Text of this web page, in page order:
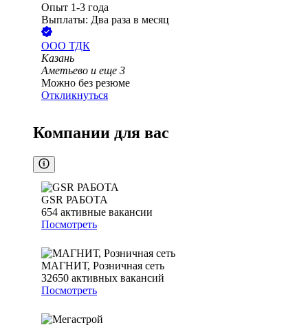
Опыт 1-3 года
Выплаты: Два раза в месяц
ООО ТДК
Казань
Аметьево и еще 3
Можно без резюме
Откликнуться
Компании для вас
GSR РАБОТА
654 активные вакансии
Посмотреть
МАГНИТ, Розничная сеть
32650 активных вакансий
Посмотреть